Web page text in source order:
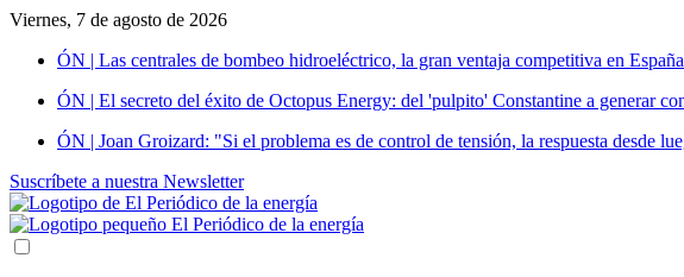
Viernes, 7 de agosto de 2026
ÓN | Las centrales de bombeo hidroeléctrico, la gran ventaja competitiva en
ÓN | El secreto del éxito de Octopus Energy: del 'pulpito' Constantine a generar
ÓN | Joan Groizard: "Si el problema es de control de tensión, la respuesta desde
Suscríbete a nuestra Newsletter